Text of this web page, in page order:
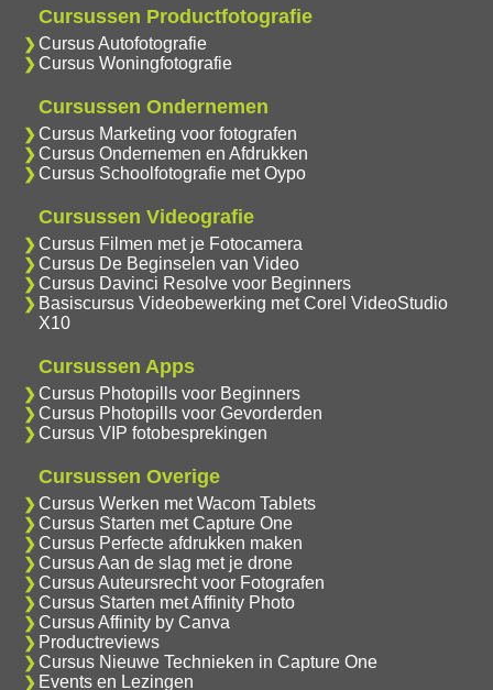
Cursussen Productfotografie
Cursus Autofotografie
Cursus Woningfotografie
Cursussen Ondernemen
Cursus Marketing voor fotografen
Cursus Ondernemen en Afdrukken
Cursus Schoolfotografie met Oypo
Cursussen Videografie
Cursus Filmen met je Fotocamera
Cursus De Beginselen van Video
Cursus Davinci Resolve voor Beginners
Basiscursus Videobewerking met Corel VideoStudio
X10
Cursussen Apps
Cursus Photopills voor Beginners
Cursus Photopills voor Gevorderden
Cursus VIP fotobesprekingen
Cursussen Overige
Cursus Werken met Wacom Tablets
Cursus Starten met Capture One
Cursus Perfecte afdrukken maken
Cursus Aan de slag met je drone
Cursus Auteursrecht voor Fotografen
Cursus Starten met Affinity Photo
Cursus Affinity by Canva
Productreviews
Cursus Nieuwe Technieken in Capture One
Events en Lezingen